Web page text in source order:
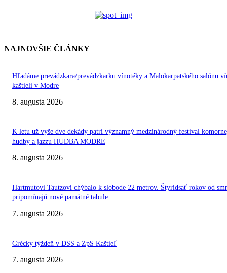
NAJNOVŠIE ČLÁNKY
Hľadáme prevádzkara/prevádzkarku vínotéky a Malokarpatského salónu
kaštieli v Modre
8. augusta 2026
K letu už vyše dve dekády patrí významný medzinárodný festival
hudby a jazzu HUDBA MODRE
8. augusta 2026
Hartmutovi Tautzovi chýbalo k slobode 22 metrov. Štyridsať rokov od
pripomínajú nové pamätné tabule
7. augusta 2026
Grécky týždeň v DSS a ZpS Kaštieľ
7. augusta 2026